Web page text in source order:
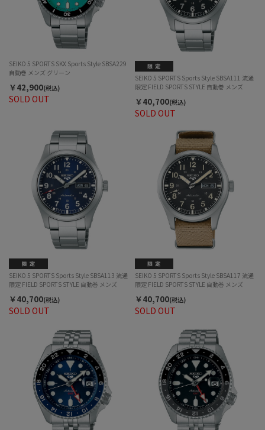
SOLD OUT
SEIKO 5 SPORTS SKX Sports Style SBSA229
自動巻 メンズ グリーン
￥42,900(税込)
SOLD OUT
SEIKO 5 SPORTS Sports Style SBSA111 流通
限定 FIELD SPORTS STYLE 自動巻 メンズ
￥40,700(税込)
SOLD OUT
SEIKO 5 SPORTS Sports Style SBSA113 流通
限定 FIELD SPORTS STYLE 自動巻 メンズ
￥40,700(税込)
SOLD OUT
SEIKO 5 SPORTS Sports Style SBSA117 流通
限定 FIELD SPORTS STYLE 自動巻 メンズ
￥40,700(税込)